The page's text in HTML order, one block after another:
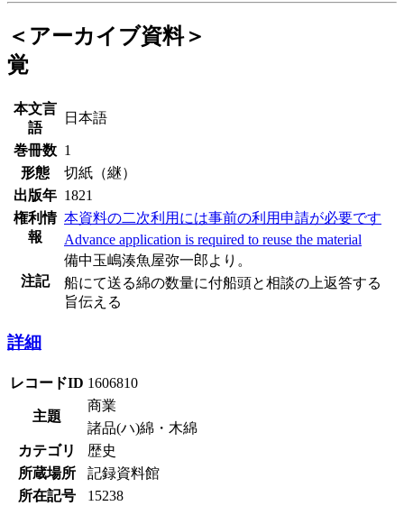
＜アーカイブ資料＞
覚
本文言
語
日本語
巻冊数 1
形態
切紙（継）
出版年 1821
権利情
報
本資料の二次利用には事前の利用申請が必要です
Advance application is required to reuse the material
注記
備中玉嶋湊魚屋弥一郎より。
船にて送る綿の数量に付船頭と相談の上返答する
旨伝える
詳細
レコードID 1606810
主題
商業
諸品(ハ)綿・木綿
カテゴリ
歴史
所蔵場所
記録資料館
所在記号
15238